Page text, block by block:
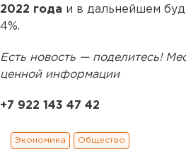
2022 года и в дальнейшем
4%.
Есть новость — поделитесь!
ценной информации
+7 922 143 47 42
Экономика Общество